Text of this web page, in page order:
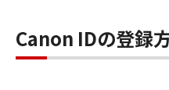
Canon IDの登録